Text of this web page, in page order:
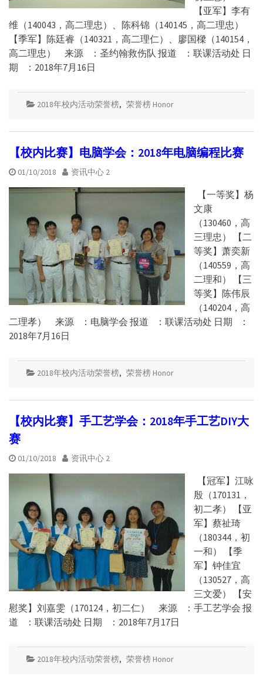
【亚军】李有
维（140043，高二理忠）、陈科锦（140145，高二理忠）
【季军】陈廷睿（140321，高二理仁）、廖国樑（140154，
高二理忠） 来源 ：圣约翰救伤队 报道 ：联课活动处 日
期 ：2018年7月16日
2018年校内活动荣誉榜, 荣誉榜 Honor
【校内比赛】电脑学会：2018年电脑编程比赛
01/10/2018 资讯中心 2
【一等奖】杨
文康
（130460，高
三理忠） 【二
等奖】萧奕新
（140559，高
二理和） 【三
等奖】陈伟辰
（140204，高
二理孝） 来源 ：电脑学会 报道 ：联课活动处 日期 ：
2018年7月16日
2018年校内活动荣誉榜, 荣誉榜 Honor
【校内比赛】手工艺学会：2018年手工艺DIY大
赛
01/10/2018 资讯中心 2
【冠军】江咏
殷（170131，
初二孝） 【亚
军】蔡祉琦
（180344，初
一和） 【季
军】钟佳宜
（130527，高
三文爱） 【安
慰奖】刘嘉雯（170124，初二仁） 来源 ：手工艺学会 报
道 ：联课活动处 日期 ：2018年7月17日
2018年校内活动荣誉榜, 荣誉榜 Honor